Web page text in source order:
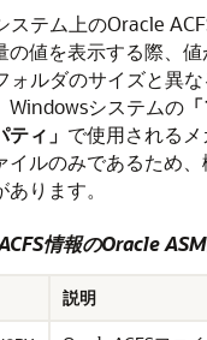
ステム上のOracle
の値を表示する際、値
ォルダのサイズと異
Windowsシステムの
ィ」 で使用される
イルのみであるため
ります。
情報のOracle
説明